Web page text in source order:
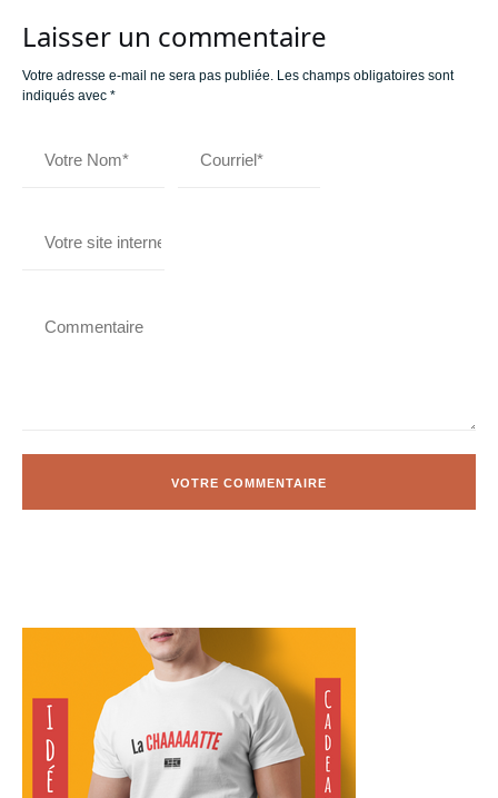
Laisser un commentaire
Votre adresse e-mail ne sera pas publiée. Les champs obligatoires sont
indiqués avec *